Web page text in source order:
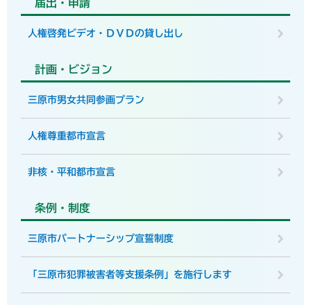
届出・申請
人権啓発ビデオ・ＤＶＤの貸し出し
計画・ビジョン
三原市男女共同参画プラン
人権尊重都市宣言
非核・平和都市宣言
条例・制度
三原市パートナーシップ宣誓制度
「三原市犯罪被害者等支援条例」を施行します